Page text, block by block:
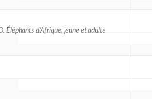
Éléphants d’Afrique, jeune et adulte